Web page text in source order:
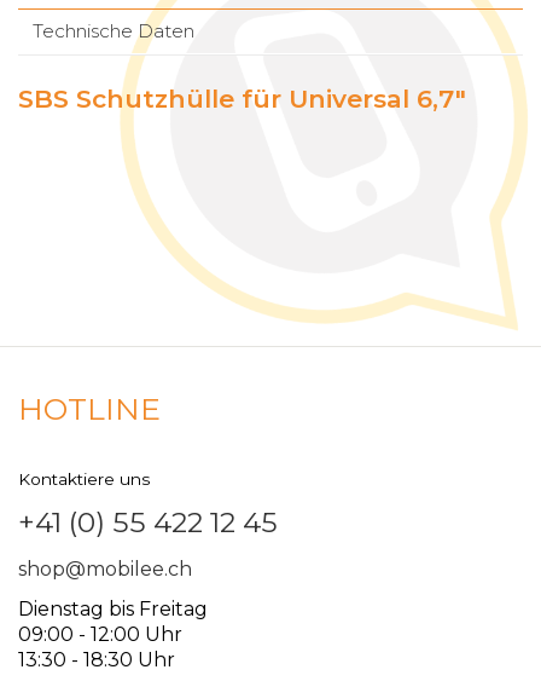
Technische Daten
SBS Schutzhülle für Universal 6,7"
HOTLINE
Kontaktiere uns
+41 (0) 55 422 12 45
shop@mobilee.ch
Dienstag bis Freitag
09:00 - 12:00 Uhr
13:30 - 18:30 Uhr